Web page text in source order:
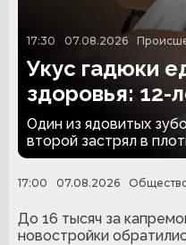
17:30 07.08.2026
Укус гадюки
здоровья: 12-
спасли
Один из ядовитых
второй застрял в
17:00 07.08.2026
До 16 тысяч за
новостройки